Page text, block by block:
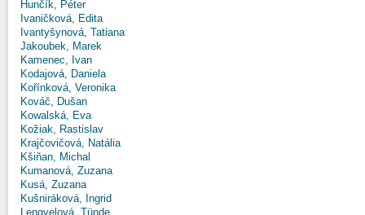
Hunčík, Péter
Ivaničková, Edita
Ivantyšynová, Tatiana
Jakoubek, Marek
Kamenec, Ivan
Kodajová, Daniela
Kořínková, Veronika
Kováč, Dušan
Kowalská, Eva
Kožiak, Rastislav
Krajčovičová, Natália
Kšiňan, Michal
Kumanová, Zuzana
Kusá, Zuzana
Kušniráková, Ingrid
Lengyelová, Tünde